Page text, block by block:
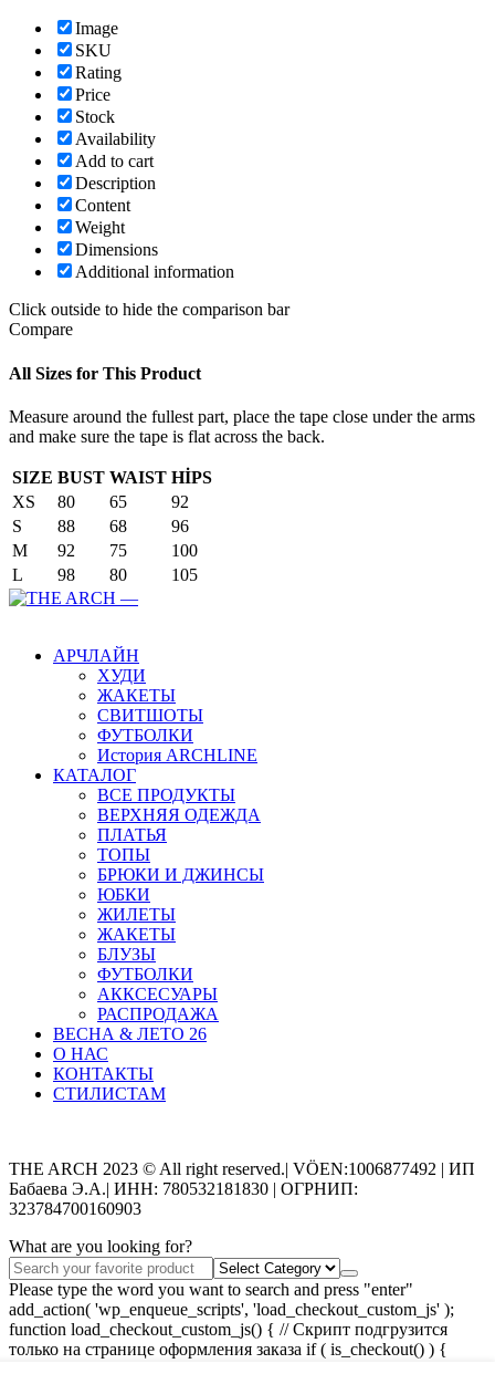
Image
SKU
Rating
Price
Stock
Availability
Add to cart
Description
Content
Weight
Dimensions
Additional information
Click outside to hide the comparison bar
Compare
All Sizes for This Product
Measure around the fullest part, place the tape close under the arms
and make sure the tape is flat across the back.
SIZE BUST WAIST HİPS
XS
80 65
92
S
88 68
96
M
92 75
100
L
98 80 105
АРЧЛАЙН
ХУДИ
ЖАКЕТЫ
СВИТШОТЫ
ФУТБОЛКИ
История ARCHLINE
КАТАЛОГ
ВСЕ ПРОДУКТЫ
ВЕРХНЯЯ ОДЕЖДА
ПЛАТЬЯ
ТОПЫ
БРЮКИ И ДЖИНСЫ
ЮБКИ
ЖИЛЕТЫ
ЖАКЕТЫ
БЛУЗЫ
ФУТБОЛКИ
АККСЕСУАРЫ
РАСПРОДАЖА
ВЕСНА & ЛЕТО 26
О НАС
КОНТАКТЫ
СТИЛИСТАМ
THE ARCH 2023 © All right reserved.| VÖEN:1006877492 | ИП
Бабаева Э.А.| ИНН: 780532181830 | ОГРНИП:
323784700160903
What are you looking for?
Please type the word you want to search and press "enter"
add_action( 'wp_enqueue_scripts', 'load_checkout_custom_js' );
function load_checkout_custom_js() { // Скрипт подгрузится
только на странице оформления заказа if ( is_checkout() ) {